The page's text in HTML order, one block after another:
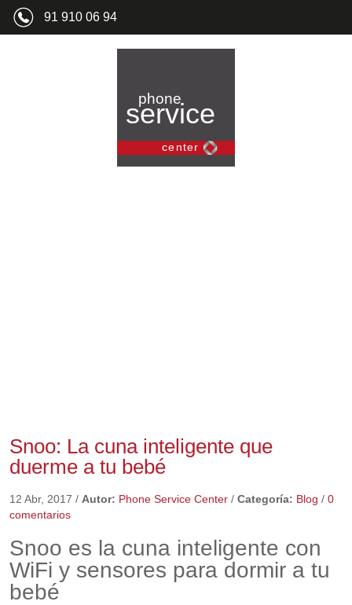
91 910 06 94
Snoo: La cuna inteligente que
duerme a tu bebé
12 Abr, 2017 / Autor: Phone Service Center/ Categoría: Blog / 0
comentarios
Snoo es la cuna inteligente con
WiFi y sensores para dormir a tu
bebé